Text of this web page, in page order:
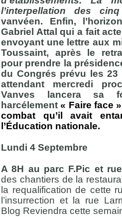
l’interpellation des
vanvéen. Enfin,
Gabriel Attal qui a fait
envoyant une lettre aux
Toussaint, après le
pour prendre la
du Congrés prévu les
attendant mercredi
Vanves lancera sa
harcélement« Faire face
combat qu’il avait
l’Éducation nationale.
Lundi 4 Septembre
A 8H au parc F.Pic et
des chantiers de la
la requalification de cette
l’insurrection et la rue
Blog Reviendra cette